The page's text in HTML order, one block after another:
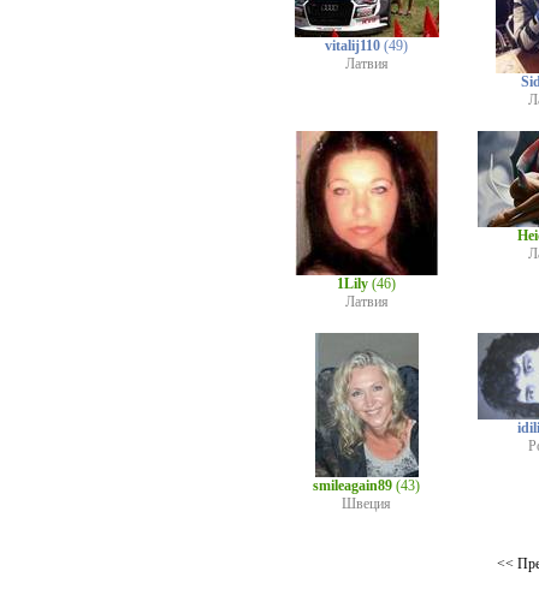
vitalij110 (49)
Латвия
1Lily (46)
Латвия
smileagain89 (43)
Швеция
<<